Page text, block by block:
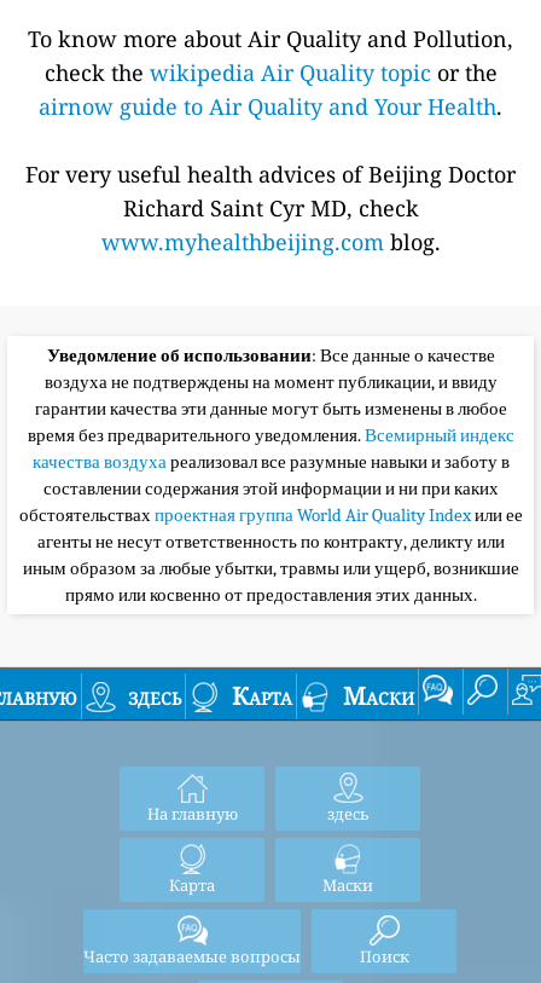
To know more about Air Quality and Pollution,
check the wikipedia Air Quality topic or the
airnow guide to Air Quality and Your Health.
For very useful health advices of Beijing Doctor
Richard Saint Cyr MD, check
www.myhealthbeijing.comblog.
Уведомление об использовании: Все данные о качестве
воздуха не подтверждены на момент публикации, и ввиду
гарантии качества эти данные могут быть изменены в любое
время без предварительного уведомления.Всемирный индекс
качества воздухареализовал все разумные навыки и заботу в
составлении содержания этой информации и ни при каких
обстоятельствахпроектная группа World Air Quality Indexили ее
агенты не несут ответственность по контракту, деликту или
иным образом за любые убытки, травмы или ущерб, возникшие
прямо или косвенно от предоставления этих данных.
здесь Карта Маски
На главную здесь
Карта Маски
Часто задаваемые вопросы Поиск